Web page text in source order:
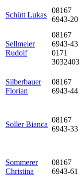
Schütt Lukas
08167
6943-20
Sellmeier
Rudolf
08167
6943-43
0171
3032403
Silberbauer
Florian
08167
6943-44
Soller Bianca
08167
6943-33
Sommerer
Christina
08167
6943-61